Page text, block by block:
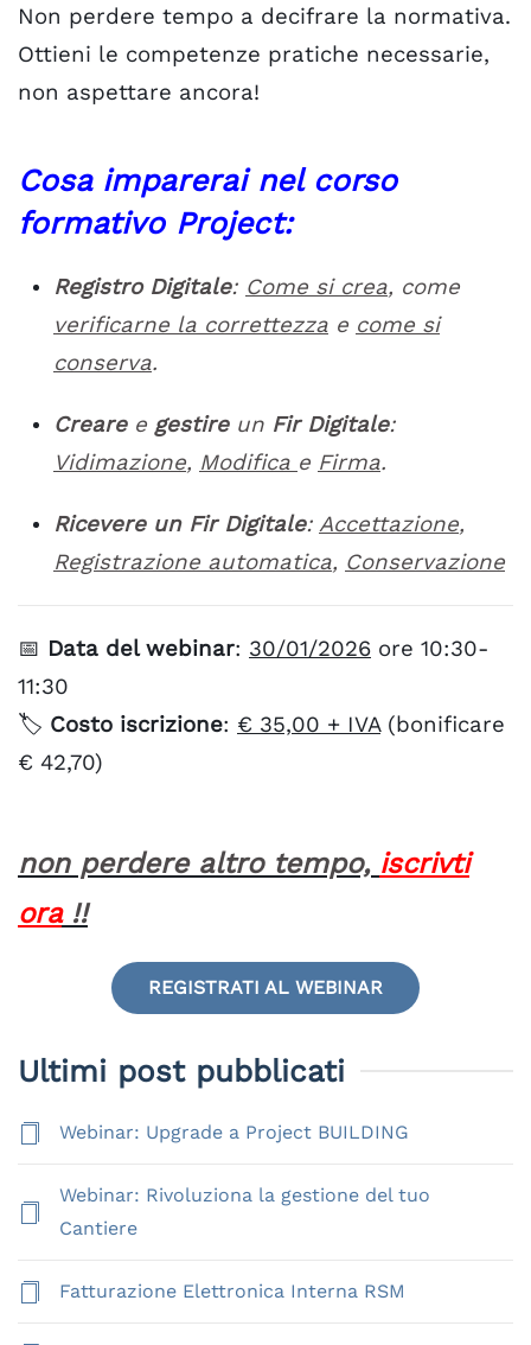
Non perdere tempo a decifrare la normativa.
Ottieni le competenze pratiche necessarie,
non aspettare ancora!
Cosa imparerai nel corso
formativo Project:
Registro Digitale: Come si crea, come
verificarne la correttezza e come si
conserva.
Crearee gestireun Fir Digitale:
Vidimazione, Modifica e Firma.
Ricevere un Fir Digitale: Accettazione,
Registrazione automatica, Conservazione
📅 Data del webinar: 30/01/2026 ore 10:30-
11:30
🏷️ Costo iscrizione: € 35,00 + IVA(bonificare
€ 42,70)
non perdere altro tempo, iscrivti
ora!!
REGISTRATI AL WEBINAR
Ultimi post pubblicati
Webinar: Upgrade a Project BUILDING
Webinar: Rivoluziona la gestione del tuo
Cantiere
Fatturazione Elettronica Interna RSM